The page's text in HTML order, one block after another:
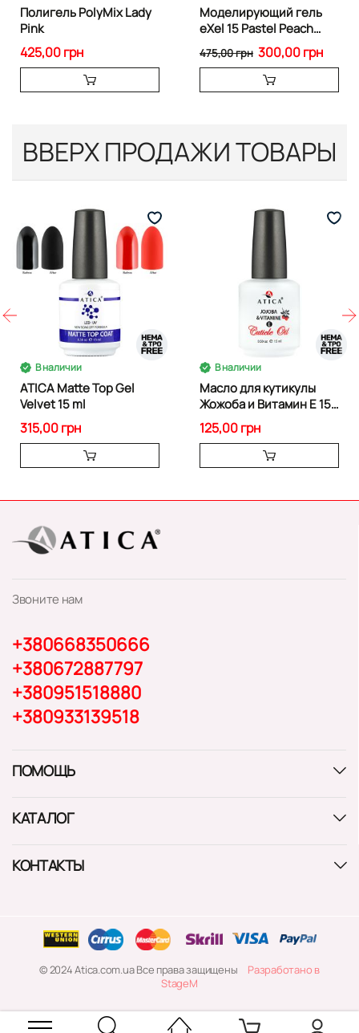
Полигель PolyMix Lady
Pink
425,00 грн
Моделирующий гель
eXel 15 Pastel Peach
30мл
300,00 грн
475,00 грн
ВВЕРХ ПРОДАЖИ ТОВАРЫ
В наличии
ATICA Matte Top Gel
Velvet 15 ml
315,00 грн
В наличии
Масло для кутикулы
Жожоба и Витамин Е 15
мл
125,00 грн
Звоните нам
+380668350666
+380672887797
+380951518880
+380933139518
ПОМОЩЬ
КАТАЛОГ
КОНТАКТЫ
© 2024 Atica.com.ua Все права защищены
Разработано в
StageM